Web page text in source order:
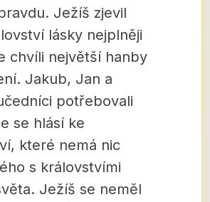
Ježíš zjevil
lásky nejplněji
chvíli největší hanby
Jakub, Jan a
potřebovali
se hlásí ke
které nemá nic
s královstvími
Ježíš se neměl